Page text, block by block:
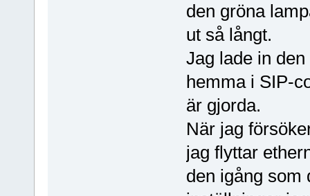
den gröna
ut så långt.
Jag lade in
hemma i SIP-
är gjorda.
När jag
jag flyttar
den igång som